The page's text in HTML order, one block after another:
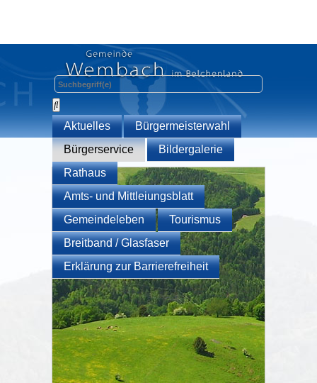
Aktuelles
Bürgermeisterwahl
Bürgerservice
Bildergalerie
Rathaus
Amts- und Mittleiungsblatt
Gemeindeleben
Tourismus
Breitband / Glasfaser
Erklärung zur Barrierefreiheit